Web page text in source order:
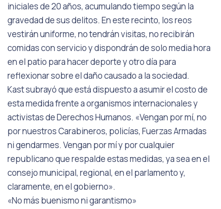
iniciales de 20 años, acumulando tiempo según la
gravedad de sus delitos. En este recinto, los reos
vestirán uniforme, no tendrán visitas, no recibirán
comidas con servicio y dispondrán de solo media hora
en el patio para hacer deporte y otro día para
reflexionar sobre el daño causado a la sociedad.
Kast subrayó que está dispuesto a asumir el costo de
esta medida frente a organismos internacionales y
activistas de Derechos Humanos. «Vengan por mí, no
por nuestros Carabineros, policías, Fuerzas Armadas
ni gendarmes. Vengan por mí y por cualquier
republicano que respalde estas medidas, ya sea en el
consejo municipal, regional, en el parlamento y,
claramente, en el gobierno».
«No más buenismo ni garantismo»